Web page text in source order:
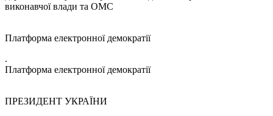
виконавчої влади та ОМС
Платформа електронної демократії
.
Платформа електронної демократії
ПРЕЗИДЕНТ УКРАЇНИ